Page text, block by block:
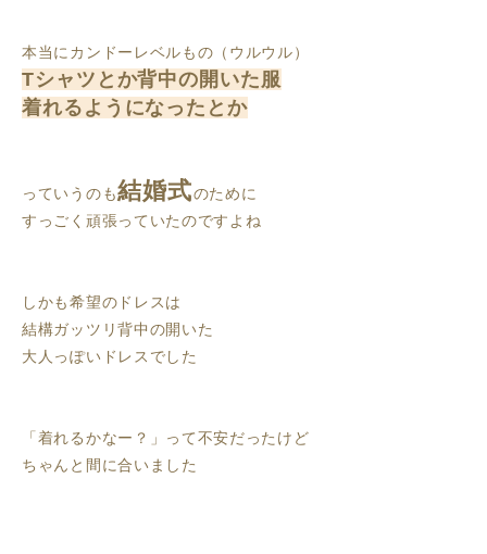
本当にカンドーレベルもの（ウルウル）
Tシャツとか背中の開いた服
着れるようになったとか
っていうのも結婚式のために
すっごく頑張っていたのですよね
しかも希望のドレスは
結構ガッツリ背中の開いた
大人っぽいドレスでした
「着れるかなー？」って不安だったけど
ちゃんと間に合いました